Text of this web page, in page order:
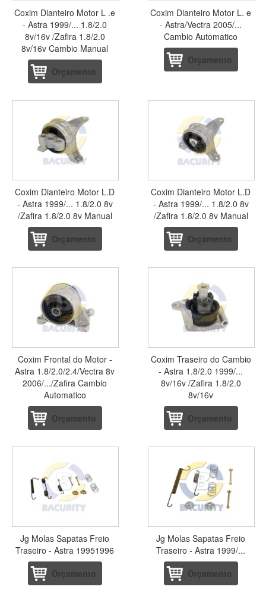
Coxim Dianteiro Motor L .e
- Astra 1999/... 1.8/2.0
8v/16v /Zafira 1.8/2.0
8v/16v Cambio Manual
Orçamento
Coxim Dianteiro Motor L. e
- Astra/Vectra 2005/...
Cambio Automatico
Orçamento
Coxim Dianteiro Motor L.D
- Astra 1999/... 1.8/2.0 8v
/Zafira 1.8/2.0 8v Manual
Orçamento
Coxim Dianteiro Motor L.D
- Astra 1999/... 1.8/2.0 8v
/Zafira 1.8/2.0 8v Manual
Orçamento
Coxim Frontal do Motor -
Astra 1.8/2.0/2.4/Vectra 8v
2006/.../Zafira Cambio
Automatico
Orçamento
Coxim Traseiro do Cambio
- Astra 1.8/2.0 1999/...
8v/16v /Zafira 1.8/2.0
8v/16v
Orçamento
Jg Molas Sapatas Freio
Traseiro - Astra 19951996
Orçamento
Jg Molas Sapatas Freio
Traseiro - Astra 1999/...
Orçamento